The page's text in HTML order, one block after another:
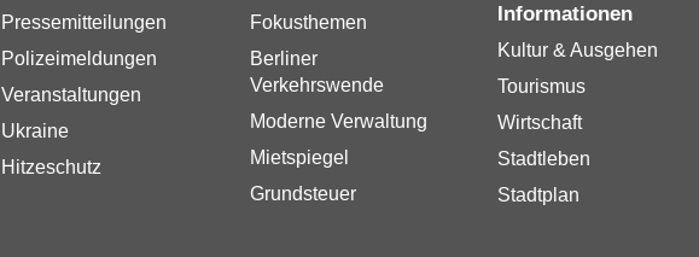
Pressemitteilungen
Polizeimeldungen
Veranstaltungen
Ukraine
Hitzeschutz
Fokusthemen
Berliner
Verkehrswende
Moderne Verwaltung
Mietspiegel
Grundsteuer
Informationen
Kultur & Ausgehen
Tourismus
Wirtschaft
Stadtleben
Stadtplan